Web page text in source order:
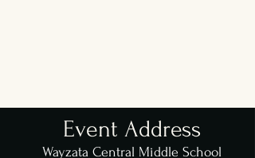
Event Address
Wayzata Central Middle School